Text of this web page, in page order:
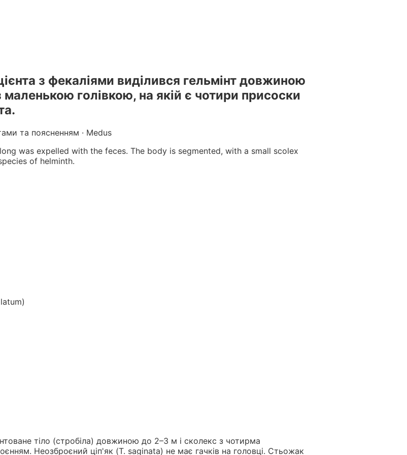
з фекаліями виділився гельмінт довжиною
маленькою голівкою, на якій є чотири присоски
та поясненням · Medus
was expelled with the feces. The body is segmented, with a small scolex
of helminth.
тіло (стробіла) довжиною до 2–3 м і сколекс з чотирма
Неозброєний ціп'як (T. saginata) не має гачків на головці. Стьожак